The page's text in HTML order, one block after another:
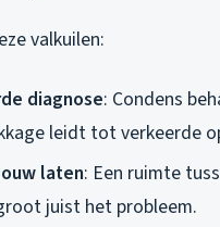
valkuilen:
diagnose: Condens
leidt tot verkeerde
laten: Een ruimte
juist het probleem.